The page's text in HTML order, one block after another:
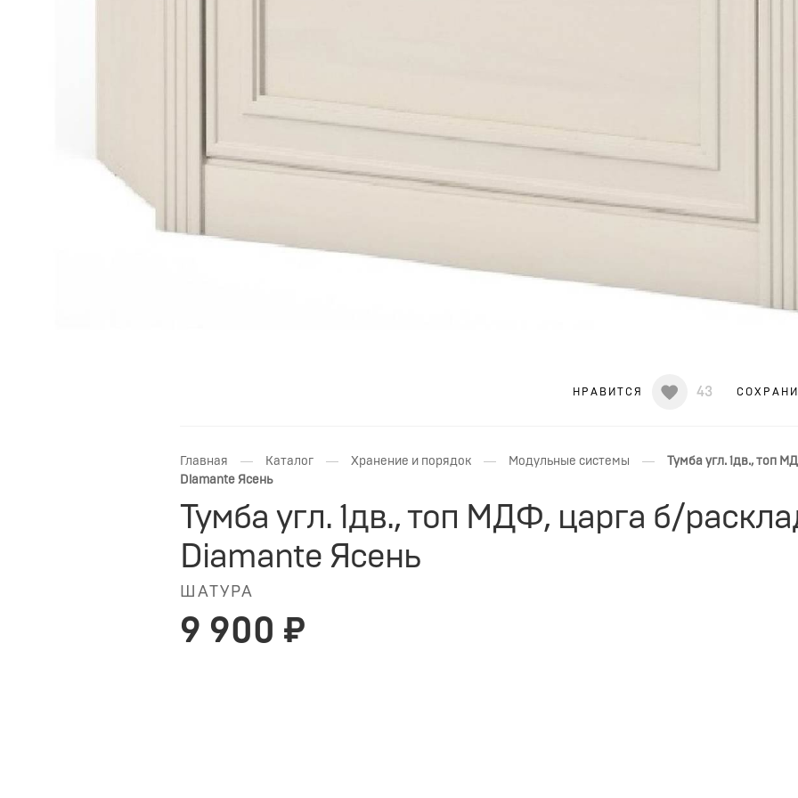
43
НРАВИТСЯ
Главная — Каталог — Хранение и порядок — Модульные системы —
Тумба угл. 1дв., топ
Diamante Ясень
Тумба угл. 1дв., топ МДФ, царга б/
Diamante Ясень
ШАТУРА
9 900 ₽